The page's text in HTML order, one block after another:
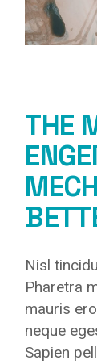
THE
Nisl
Pharetra
mauris
neque
Sapien